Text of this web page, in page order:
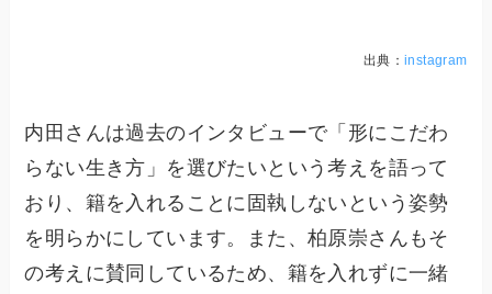
出典： instagram
内田さんは過去のインタビューで「形にこだわ
らない生き方」を選びたいという考えを語って
おり、籍を入れることに固執しないという姿勢
を明らかにしています。また、柏原崇さんもそ
の考えに賛同しているため、籍を入れずに一緒